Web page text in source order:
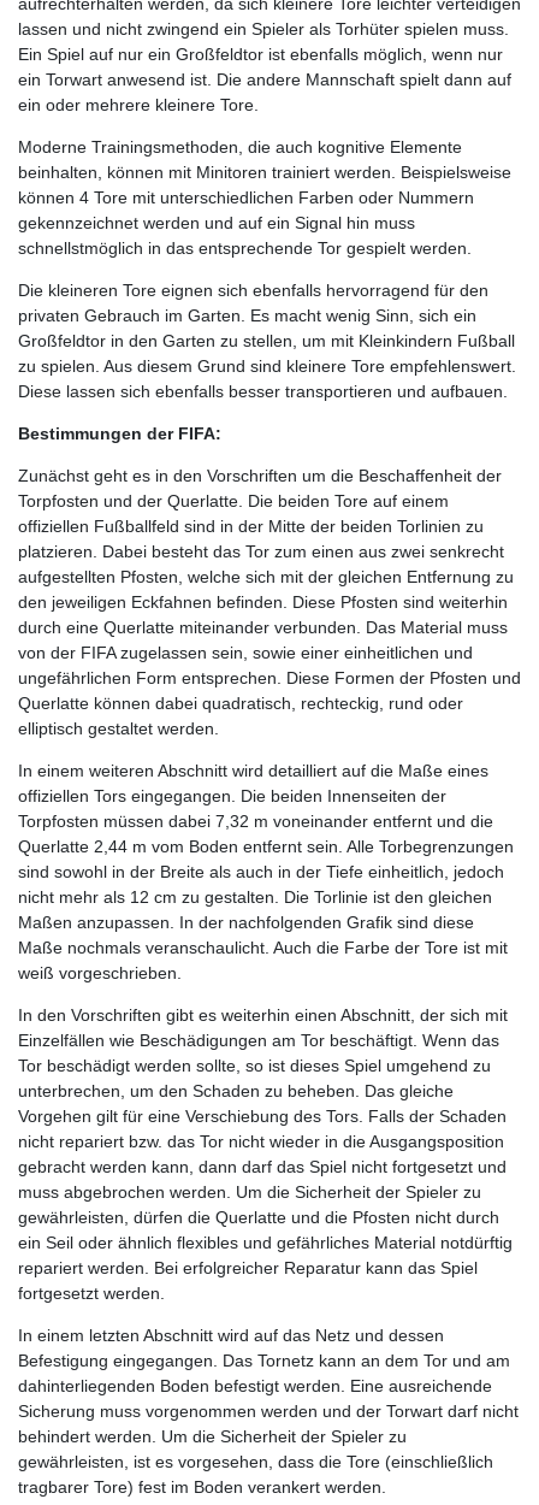
lassen und nicht zwingend ein Spieler als Torhüter spielen muss.
Ein Spiel auf nur ein Großfeldtor ist ebenfalls möglich, wenn nur
ein Torwart anwesend ist. Die andere Mannschaft spielt dann auf
ein oder mehrere kleinere Tore.
Moderne Trainingsmethoden, die auch kognitive Elemente
beinhalten , können mit Minitoren trainiert werden. Beispielsweise
können 4 Tore mit unterschiedlichen Farben oder Nummern
gekennzeichnet werden und auf ein Signal hin muss
schnellstmöglich in das entsprechende Tor gespielt werden.
Die kleineren Tore eignen sich ebenfalls hervorragend für den
privaten Gebrauch im Garten. Es macht wenig Sinn, sich ein
Großfeldtor in den Garten zu stellen, um mit Kleinkindern Fußball
zu spielen. Aus diesem Grund sind kleinere Tore empfehlenswert.
Diese lassen sich ebenfalls besser transportieren und aufbauen.
Bestimmungen der FIFA:
Zunächst geht es in den Vorschriften um die Beschaffenheit der
Torpfosten und der Querlatte. Die beiden Tore auf einem
offiziellen Fußballfeld sind in der Mitte der beiden Torlinien zu
platzieren. Dabei besteht das Tor zum einen aus zwei senkrecht
aufgestellten Pfosten, welche sich mit der gleichen Entfernung zu
den jeweiligen Eckfahnen befinden. Diese Pfosten sind weiterhin
durch eine Querlatte miteinander verbunden. Das Material muss
von der FIFA zugelassen sein, sowie einer einheitlichen und
ungefährlichen Form entsprechen. Diese Formen der Pfosten und
Querlatte können dabei quadratisch, rechteckig, rund oder
elliptisch gestaltet werden.
In einem weiteren Abschnitt wird detailliert auf die Maße eines
offiziellen Tors eingegangen. Die beiden Innenseiten der
Torpfosten müssen dabei 7,32 m voneinander entfernt und die
Querlatte 2,44 m vom Boden entfernt sein. Alle Torbegrenzungen
sind sowohl in der Breite als auch in der Tiefe einheitlich, jedoch
nicht mehr als 12 cm zu gestalten. Die Torlinie ist den gleichen
Maßen anzupassen. In der nachfolgenden Grafik sind diese
Maße nochmals veranschaulicht. Auch die Farbe der Tore ist mit
weiß vorgeschrieben.
In den Vorschriften gibt es weiterhin einen Abschnitt, der sich mit
Einzelfällen wie Beschädigungen am Tor beschäftigt. Wenn das
Tor beschädigt werden sollte, so ist dieses Spiel umgehend zu
unterbrechen, um den Schaden zu beheben. Das gleiche
Vorgehen gilt für eine Verschiebung des Tors. Falls der Schaden
nicht repariert bzw. das Tor nicht wieder in die Ausgangsposition
gebracht werden kann, dann darf das Spiel nicht fortgesetzt und
muss abgebrochen werden. Um die Sicherheit der Spieler zu
gewährleisten, dürfen die Querlatte und die Pfosten nicht durch
ein Seil oder ähnlich flexibles und gefährliches Material notdürftig
repariert werden. Bei erfolgreicher Reparatur kann das Spiel
fortgesetzt werden.
In einem letzten Abschnitt wird auf das Netz und dessen
Befestigung eingegangen. Das Tornetz kann an dem Tor und am
dahinterliegenden Boden befestigt werden. Eine ausreichende
Sicherung muss vorgenommen werden und der Torwart darf nicht
behindert werden. Um die Sicherheit der Spieler zu
gewährleisten, ist es vorgesehen, dass die Tore (einschließlich
tragbarer Tore) fest im Boden verankert werden.